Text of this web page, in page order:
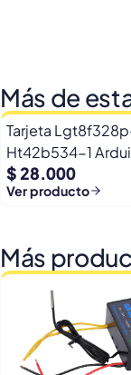
Más de
Tarjeta
Ht42b534-1
+ Pines
$ 28.000
Ver producto
Más